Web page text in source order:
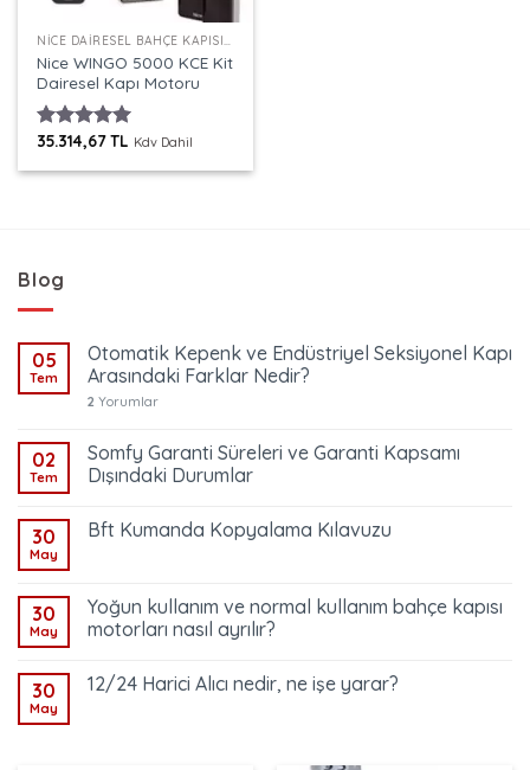
NICE DAIRESEL BAHÇE KAPISI MOTORLARI
Nice WINGO 5000 KCE Kit
Dairesel Kapı Motoru
5 üzerinden
aldı
35.314,67TL Kdv Dahil
Blog
05
Tem
Otomatik Kepenk ve Endüstriyel Seksiyonel Kapı
Arasındaki Farklar Nedir?
2 Yorumlar
02
Tem
Somfy Garanti Süreleri ve Garanti Kapsamı
Dışındaki Durumlar
30
May
Bft Kumanda Kopyalama Kılavuzu
30
May
Yoğun kullanım ve normal kullanım bahçe kapısı
motorları nasıl ayrılır?
30
May
12/24 Harici Alıcı nedir, ne işe yarar?